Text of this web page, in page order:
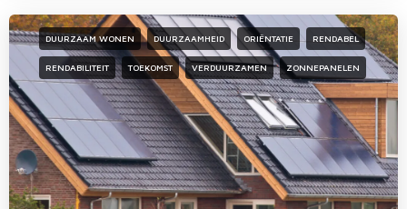
DUURZAAM WONEN DUURZAAMHEID ORIËNTATIE RENDABEL
RENDABILITEIT TOEKOMST VERDUURZAMEN ZONNEPANELEN